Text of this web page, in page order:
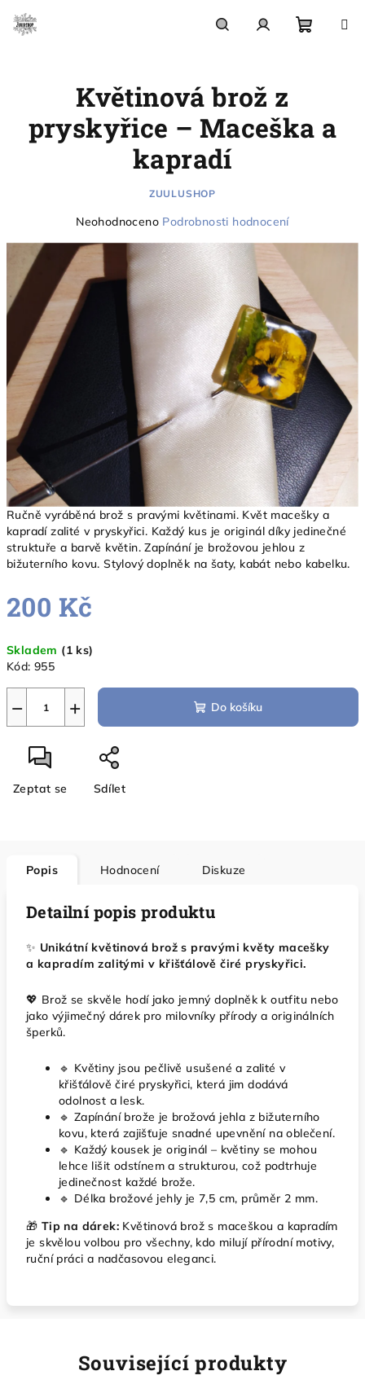
obsah
Ručně vyráběná brož s pravými květinami. Květ macešky a
kapradí zalité v pryskyřici. Každý kus je originál díky jedinečné
struktuře a barvě květin. Zapínání je brožovou jehlou z
bižuterního kovu. Stylový doplněk na šaty, kabát nebo kabelku.
200 Kč
cena:
Skladem (1 ks)
Kód: 955
+
− Do košíku
Zeptat se Sdílet
Květinová brož z
pryskyřice – Maceška a
kapradí
ZUULUSHOP
Průměrné
produktu
0,0
z
5
hvězdiček.
Neohodnoceno Podrobnosti hodnocení
Popis Hodnocení Diskuze
Detailní popis produktu
✨ Unikátní květinová brož s pravými květy macešky
a kapradím zalitými v křišťálově čiré pryskyřici.
💖 Brož se skvěle hodí jako jemný doplněk k outfitu nebo
jako výjimečný dárek pro milovníky přírody a originálních
šperků.
🔹 Květiny jsou pečlivě usušené a zalité v
křišťálově čiré pryskyřici, která jim dodává
odolnost a lesk.
🔹 Zapínání brože je brožová jehla z bižuterního
kovu, která zajišťuje snadné upevnění na oblečení.
🔹 Každý kousek je originál – květiny se mohou
lehce lišit odstínem a strukturou, což podtrhuje
jedinečnost každé brože.
🔹 Délka brožové jehly je 7,5 cm, průměr 2 mm.
🎁 Tip na dárek: Květinová brož s maceškou a kapradím
je skvělou volbou pro všechny, kdo milují přírodní motivy,
ruční práci a nadčasovou eleganci.
Související produkty